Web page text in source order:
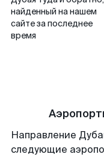
найденный на нашем
сайте за последнее
время
Направление
следующие